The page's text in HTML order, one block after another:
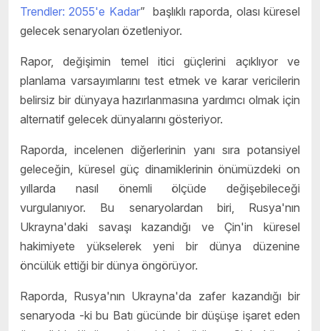
Trendler: 2055'e Kadar” başlıklı raporda, olası küresel
gelecek senaryoları özetleniyor.
Rapor, değişimin temel itici güçlerini açıklıyor ve
planlama varsayımlarını test etmek ve karar vericilerin
belirsiz bir dünyaya hazırlanmasına yardımcı olmak için
alternatif gelecek dünyalarını gösteriyor.
Raporda, incelenen diğerlerinin yanı sıra potansiyel
geleceğin, küresel güç dinamiklerinin önümüzdeki on
yıllarda nasıl önemli ölçüde değişebileceği
vurgulanıyor. Bu senaryolardan biri, Rusya'nın
Ukrayna'daki savaşı kazandığı ve Çin'in küresel
hakimiyete yükselerek yeni bir dünya düzenine
öncülük ettiği bir dünya öngörüyor.
Raporda, Rusya'nın Ukrayna'da zafer kazandığı bir
senaryoda -ki bu Batı gücünde bir düşüşe işaret eden